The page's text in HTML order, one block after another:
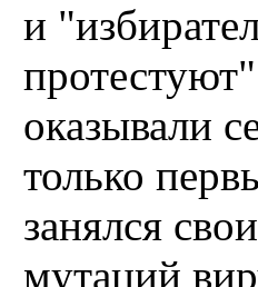
и
оказывали
только
занялся
мутаций